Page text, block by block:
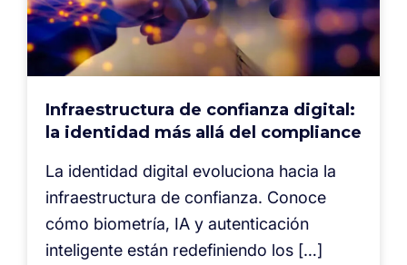
Infraestructura de confianza digital:
la identidad más allá del compliance
La identidad digital evoluciona hacia la
infraestructura de confianza. Conoce
cómo biometría, IA y autenticación
inteligente están redefiniendo los […]